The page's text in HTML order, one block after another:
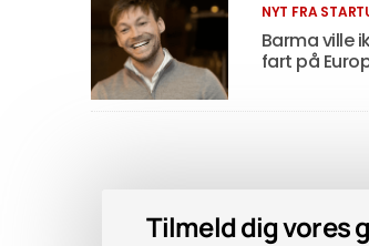
NYT FRA
Barma ville
fart på
Tilmeld dig vores